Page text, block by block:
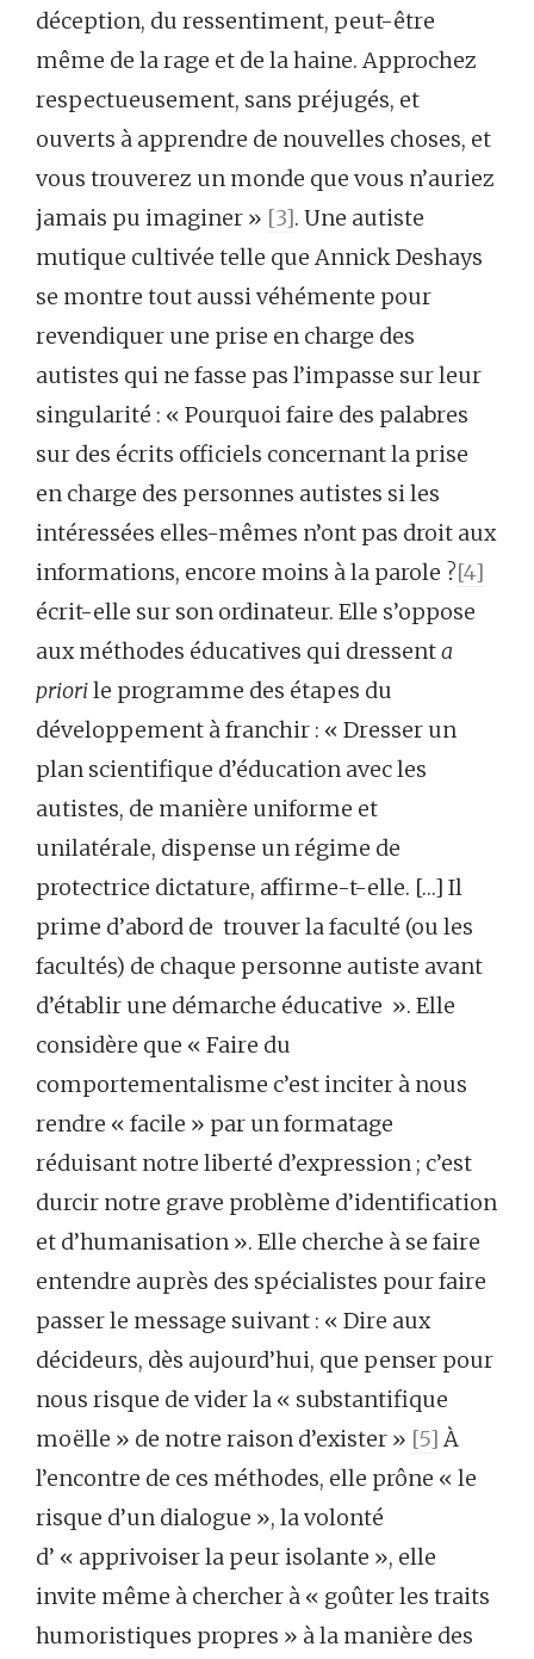
déception, du ressentiment, peut-être
même de la rage et de la haine. Approchez
respectueusement, sans préjugés, et
ouverts à apprendre de nouvelles choses, et
vous trouverez un monde que vous n’auriez
jamais pu imaginer » [3]. Une autiste
mutique cultivée telle que Annick Deshays
se montre tout aussi véhémente pour
revendiquer une prise en charge des
autistes qui ne fasse pas l’impasse sur leur
singularité : « Pourquoi faire des palabres
sur des écrits officiels concernant la prise
en charge des personnes autistes si les
intéressées elles-mêmes n’ont pas droit aux
informations, encore moins à la parole ?[4]
écrit-elle sur son ordinateur. Elle s’oppose
aux méthodes éducatives qui dressenta
priorile programme des étapes du
développement à franchir : « Dresser un
plan scientifique d’éducation avec les
autistes, de manière uniforme et
unilatérale, dispense un régime de
protectrice dictature, affirme-t-elle. […] Il
prime d’abord de trouver la faculté (ou les
facultés) de chaque personne autiste avant
d’établir une démarche éducative ». Elle
considère que « Faire du
comportementalisme c’est inciter à nous
rendre « facile » par un formatage
réduisant notre liberté d’expression ; c’est
durcir notre grave problème d’identification
et d’humanisation ». Elle cherche à se faire
entendre auprès des spécialistes pour faire
passer le message suivant : « Dire aux
décideurs, dès aujourd’hui, que penser pour
nous risque de vider la « substantifique
moëlle » de notre raison d’exister » [5] À
l’encontre de ces méthodes, elle prône « le
risque d’un dialogue », la volonté
d’ « apprivoiser la peur isolante », elle
invite même à chercher à « goûter les traits
humoristiques propres » à la manière des